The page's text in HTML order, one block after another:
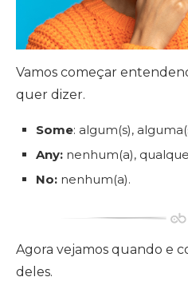
Vamos começar
quer dizer.
Some: algum(s),
Any: nenhum(a),
No: nenhum(a).
Agora vejamos quando e
deles.